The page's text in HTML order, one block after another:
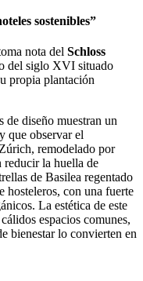
sostenibles”
nota del Schloss
del siglo XVI situado
propia plantación
de diseño muestran un
que observar el
remodelado por
reducir la huella de
de Basilea regentado
hosteleros, con una fuerte
La estética de este
espacios comunes,
bienestar lo convierten en